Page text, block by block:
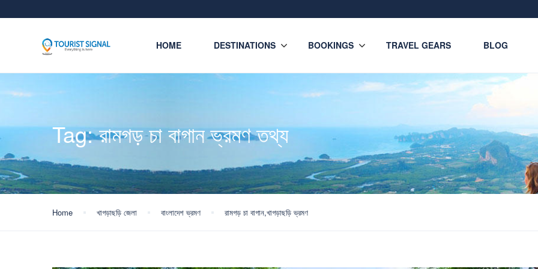
HOME DESTINATIONS BOOKINGS TRAVEL GEARS BLOG
Tag:রামগড় চা বাগান ভ্রমণ তথ্য
Home খাগড়াছড়ি জেলা বাংলাদেশ ভ্রমণ রামগড় চা বাগান,খাগড়াছড়ি ভ্রমণ